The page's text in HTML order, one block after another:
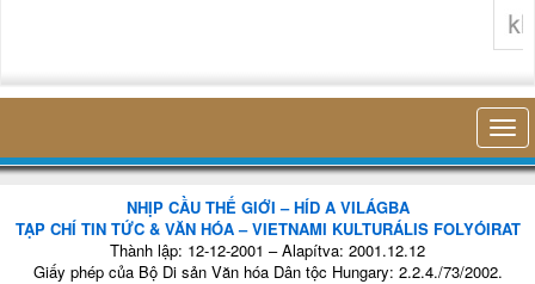
NHỊP CẦU THẾ GIỚI – HÍD A VILÁGBA
TẠP CHÍ TIN TỨC & VĂN HÓA – VIETNAMI KULTURÁLIS FOLYÓIRAT
Thành lập: 12-12-2001 – Alapítva: 2001.12.12
Giấy phép của Bộ Di sản Văn hóa Dân tộc Hungary: 2.2.4./73/2002.